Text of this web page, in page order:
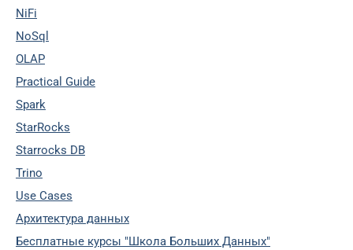
NiFi
NoSql
OLAP
Practical Guide
Spark
StarRocks
Starrocks DB
Trino
Use Cases
Архитектура данных
Бесплатные курсы "Школа Больших Данных"